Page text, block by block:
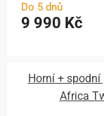
Do 5 dnů
9 990 Kč
Horní + spodní
Africa